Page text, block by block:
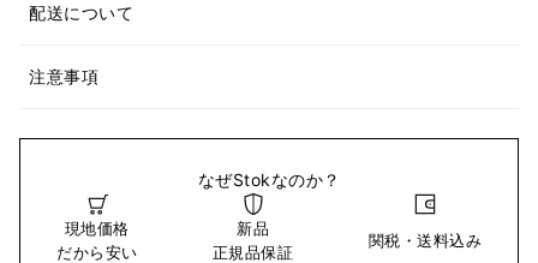
配送について
注意事項
なぜStokなのか？
現地価格
だから安い
新品
正規品保証
関税・送料込み